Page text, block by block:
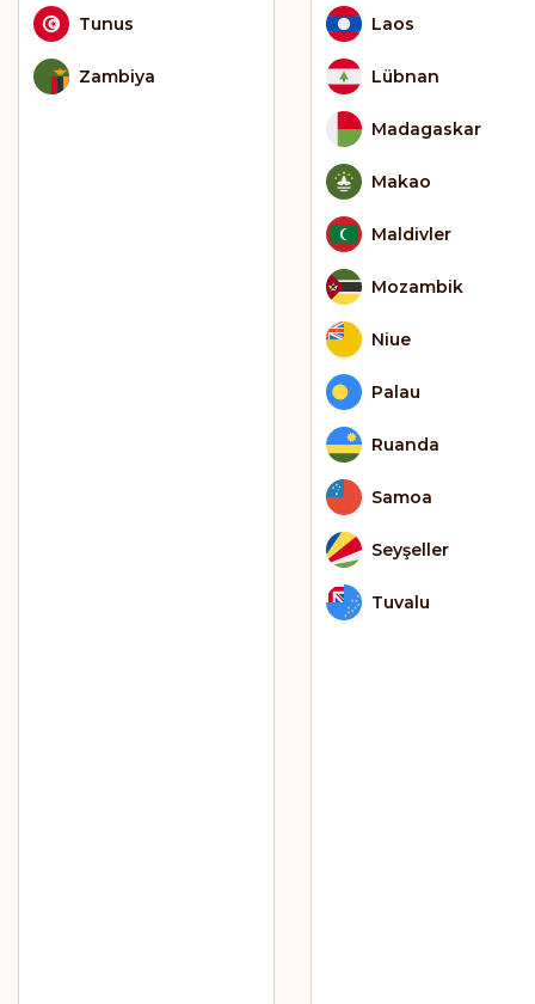
Tunus
Zambiya
Laos
Lübnan
Madagaskar
Makao
Maldivler
Mozambik
Niue
Palau
Ruanda
Samoa
Seyşeller
Tuvalu